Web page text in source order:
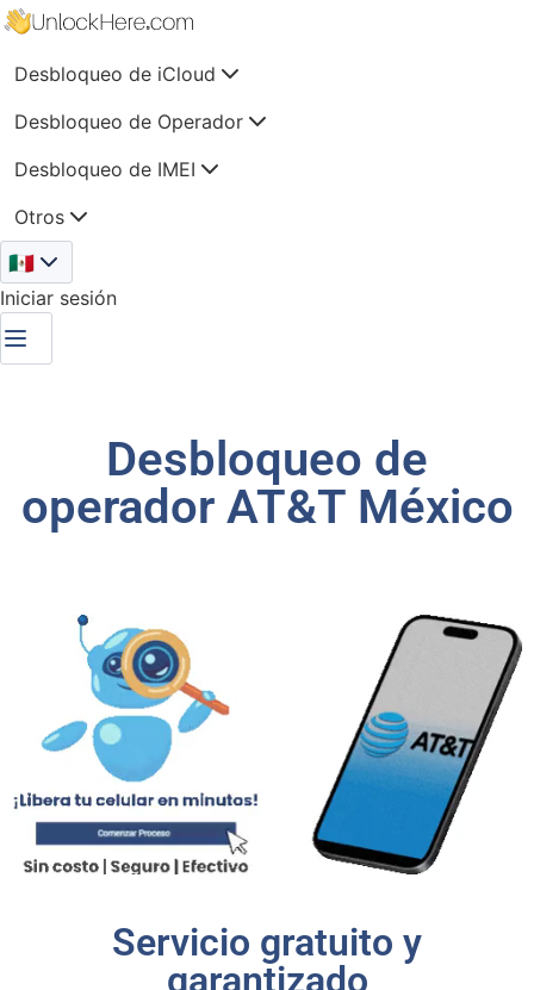
Desbloqueo de iCloud
Desbloqueo de Operador
Desbloqueo de IMEI
Otros
🇲🇽
Iniciar sesión
Desbloqueo de
operador AT&T México
Servicio gratuito y
garantizado